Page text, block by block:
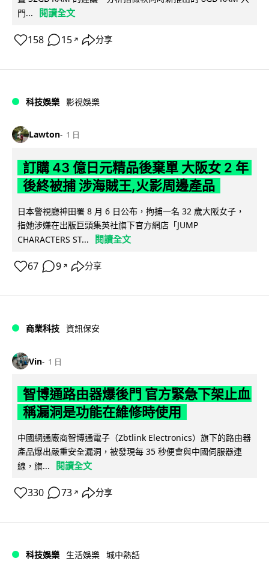
門...
閱讀全文
158 15 ↗ 分享
科技娛樂 影視娛樂
Lawton 1 日
訂購 43 億日元精品後棄單 大阪女 2 年
後終被捕 涉海賊王,火影周邊產品
日本警視廳神田署 8 月 6 日公布，拘捕一名 32 歲大阪女子，
指她涉嫌在出版巨頭集英社旗下官方網店「JUMP
CHARACTERS ST...
閱讀全文
67 9 ↗ 分享
商業科技 資訊保安
Vin 1 日
智博通路由器爆後門 官方緊急下架止血
稱漏洞是功能在維修時使用
中國網通廠商智博通電子（Zbtlink Electronics）旗下的路由器
產品爆出嚴重安全漏洞，被發現每 35 秒便會與中國伺服器連
線，旗...
閱讀全文
330 73 ↗ 分享
科技娛樂 生活娛樂 城中熱話